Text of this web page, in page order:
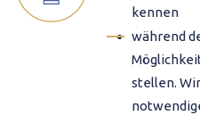
kennen
während
stellen.